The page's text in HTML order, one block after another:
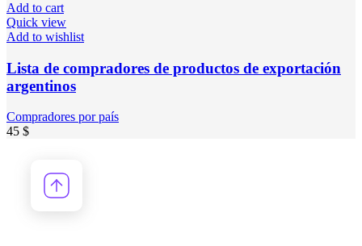
Add to cart
Quick view
Add to wishlist
Lista de compradores de productos de exportación
argentinos
Compradores por país
45 $